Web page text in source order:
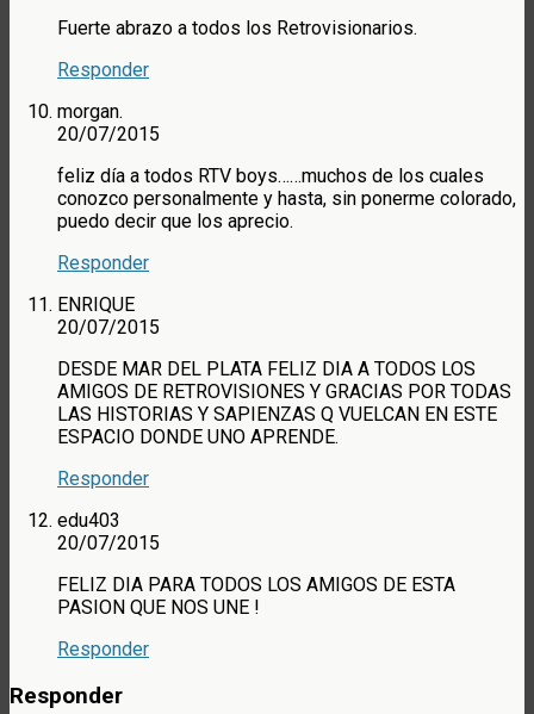
Fuerte abrazo a todos los Retrovisionarios.
Responder
morgan.
20/07/2015
feliz día a todos RTV boys……muchos de los cuales
conozco personalmente y hasta, sin ponerme colorado,
puedo decir que los aprecio.
Responder
ENRIQUE
20/07/2015
DESDE MAR DEL PLATA FELIZ DIA A TODOS LOS
AMIGOS DE RETROVISIONES Y GRACIAS POR TODAS
LAS HISTORIAS Y SAPIENZAS Q VUELCAN EN ESTE
ESPACIO DONDE UNO APRENDE.
Responder
edu403
20/07/2015
FELIZ DIA PARA TODOS LOS AMIGOS DE ESTA
PASION QUE NOS UNE !
Responder
Responder